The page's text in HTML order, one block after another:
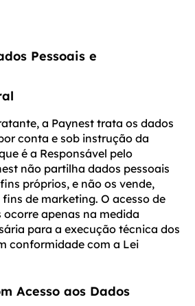
Pessoais e
a Paynest trata os dados
conta e sob instrução da
é a Responsável pelo
não partilha dados pessoais
próprios, e não os vende,
de marketing. O acesso de
apenas na medida
para a execução técnica dos
conformidade com a Lei
Acesso aos Dados